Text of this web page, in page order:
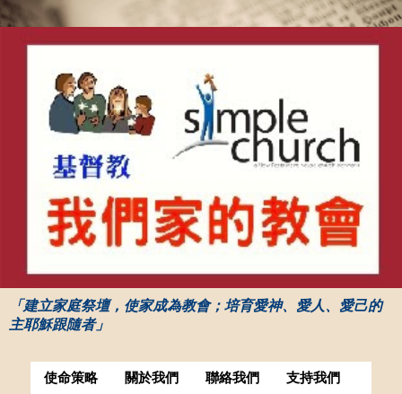
「建立家庭祭壇，使家成為教會；培育愛神、愛人、愛己的
主耶穌跟隨者」
使命策略 關於我們 聯絡我們 支持我們